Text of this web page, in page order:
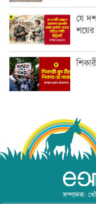
যে
শয়ের
সম্পাদক: